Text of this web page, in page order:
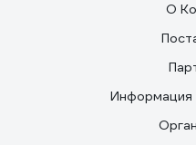
О
Информация